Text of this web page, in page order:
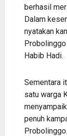
berhasil
Dalam
nyatakan
Probolinggo
Habib Hadi.
Sementara
satu warga
penuh